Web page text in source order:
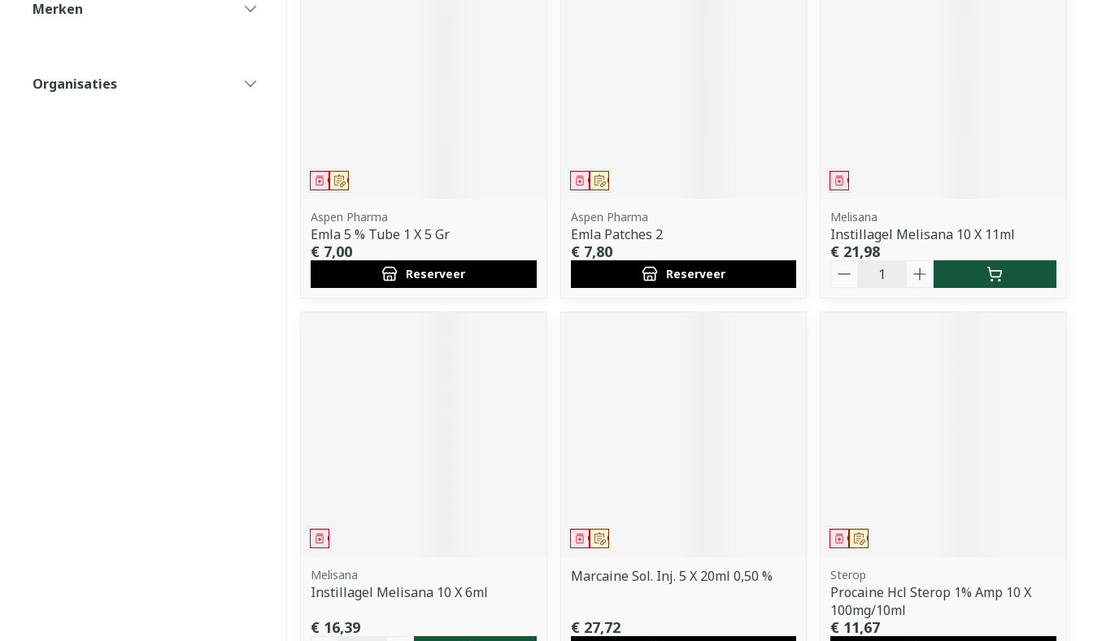
Merken
Organisaties
Op voorschrift
Geneesmiddel
Aspen Pharma
Emla 5 % Tube 1 X 5 Gr
€ 7,00
Reserveer
Op voorschrift
Geneesmiddel
Aspen Pharma
Emla Patches 2
€ 7,80
Reserveer
Geneesmiddel
Melisana
Instillagel Melisana 10 X 11ml
€ 21,98
Geneesmiddel
Melisana
Instillagel Melisana 10 X 6ml
€ 16,39
Op voorschrift
Geneesmiddel
Marcaine Sol. Inj. 5 X 20ml 0,50 %
€ 27,72
Op voorschrift
Geneesmiddel
Sterop
Procaine Hcl Sterop 1% Amp 10 X
100mg/10ml
€ 11,67